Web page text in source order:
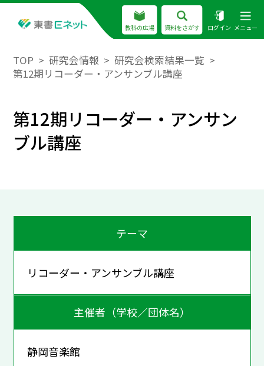
教科の広場 資料をさがす ログイン メニュー
TOP 研究会情報
研究会検索結果一覧
第12期リコーダー・アンサンブル講座
第12期リコーダー・アンサン
ブル講座
テーマ
リコーダー・アンサンブル講座
主催者（学校／団体名）
静岡音楽館